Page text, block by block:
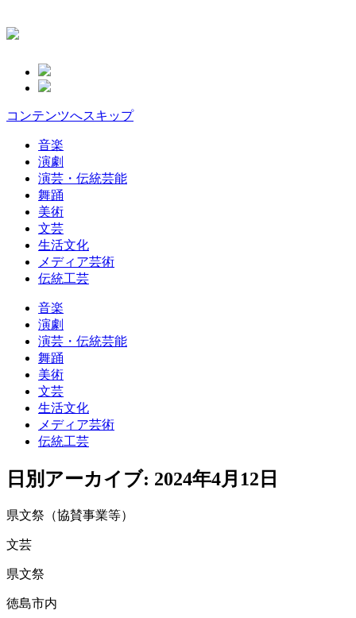
コンテンツへスキップ
音楽
演劇
演芸・伝統芸能
舞踊
美術
文芸
生活文化
メディア芸術
伝統工芸
音楽
演劇
演芸・伝統芸能
舞踊
美術
文芸
生活文化
メディア芸術
伝統工芸
日別アーカイブ: 2024年4月12日
県文祭（協賛事業等）
文芸
県文祭
徳島市内